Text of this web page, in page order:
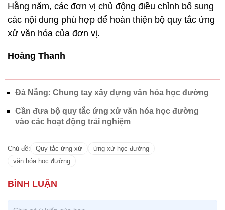
Hằng năm, các đơn vị chủ động điều chỉnh bổ sung
các nội dung phù hợp để hoàn thiện bộ quy tắc ứng
xử văn hóa của đơn vị.
Hoàng Thanh
Đà Nẵng: Chung tay xây dựng văn hóa học đường
Cần đưa bộ quy tắc ứng xử văn hóa học đường
vào các hoạt động trải nghiệm
Chủ đề: Quy tắc ứng xử
ứng xử học đường
văn hóa học đường